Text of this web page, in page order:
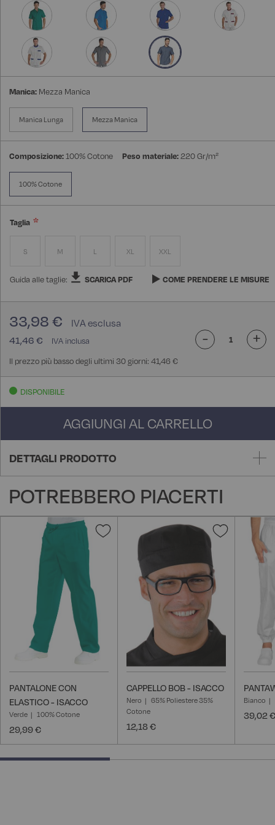
Manica: Mezza Manica
Manica Lunga Mezza Manica
Composizione:100% Cotone Peso materiale:220 Gr/m²
100% Cotone
Taglia
S M L XL XXL
Guida alle taglie: SCARICA PDF COME PRENDERE LE MISURE
41,46 €
33,98 €
Il prezzo più basso degli ultimi 30 giorni: 41,46 €
- +
DISPONIBILE
AGGIUNGI AL CARRELLO
DETTAGLI PRODOTTO
POTREBBERO PIACERTI
Aggiungi
desideri
PANTALONE CON
ELASTICO - ISACCO
Verde 100% Cotone
29,99 €
Aggiungi
CAPPELLO BOB - ISACCO
Nero
65% Poliestere 35%
Cotone
12,18 €
Bianco
39,02 €
40% completed